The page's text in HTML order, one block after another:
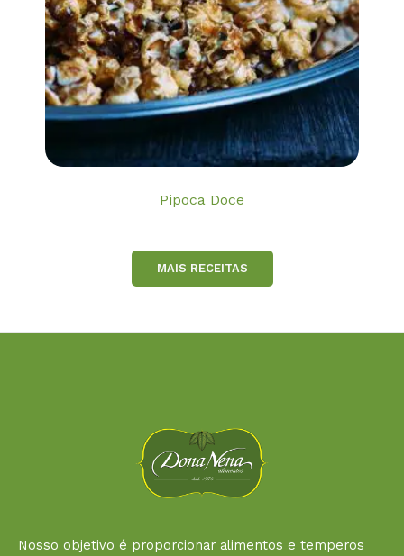
Pipoca Doce
MAIS RECEITAS
Nosso objetivo é proporcionar alimentos e temperos